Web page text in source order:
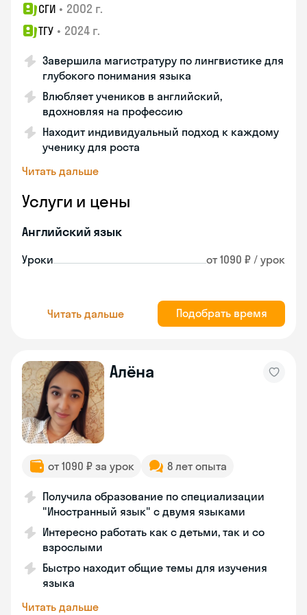
СГИ • 2002 г.
ТГУ • 2024 г.
Завершила магистратуру по лингвистике для
глубокого понимания языка
Влюбляет учеников в английский,
вдохновляя на профессию
Находит индивидуальный подход к каждому
ученику для роста
Читать дальше
Услуги и цены
Английский язык
Уроки от 1090 ₽ / урок
Читать дальше Подобрать время
Алёна
от 1090 ₽ за урок 8 лет опыта
Получила образование по специализации
"Иностранный язык" с двумя языками
Интересно работать как с детьми, так и со
взрослыми
Быстро находит общие темы для изучения
языка
Читать дальше